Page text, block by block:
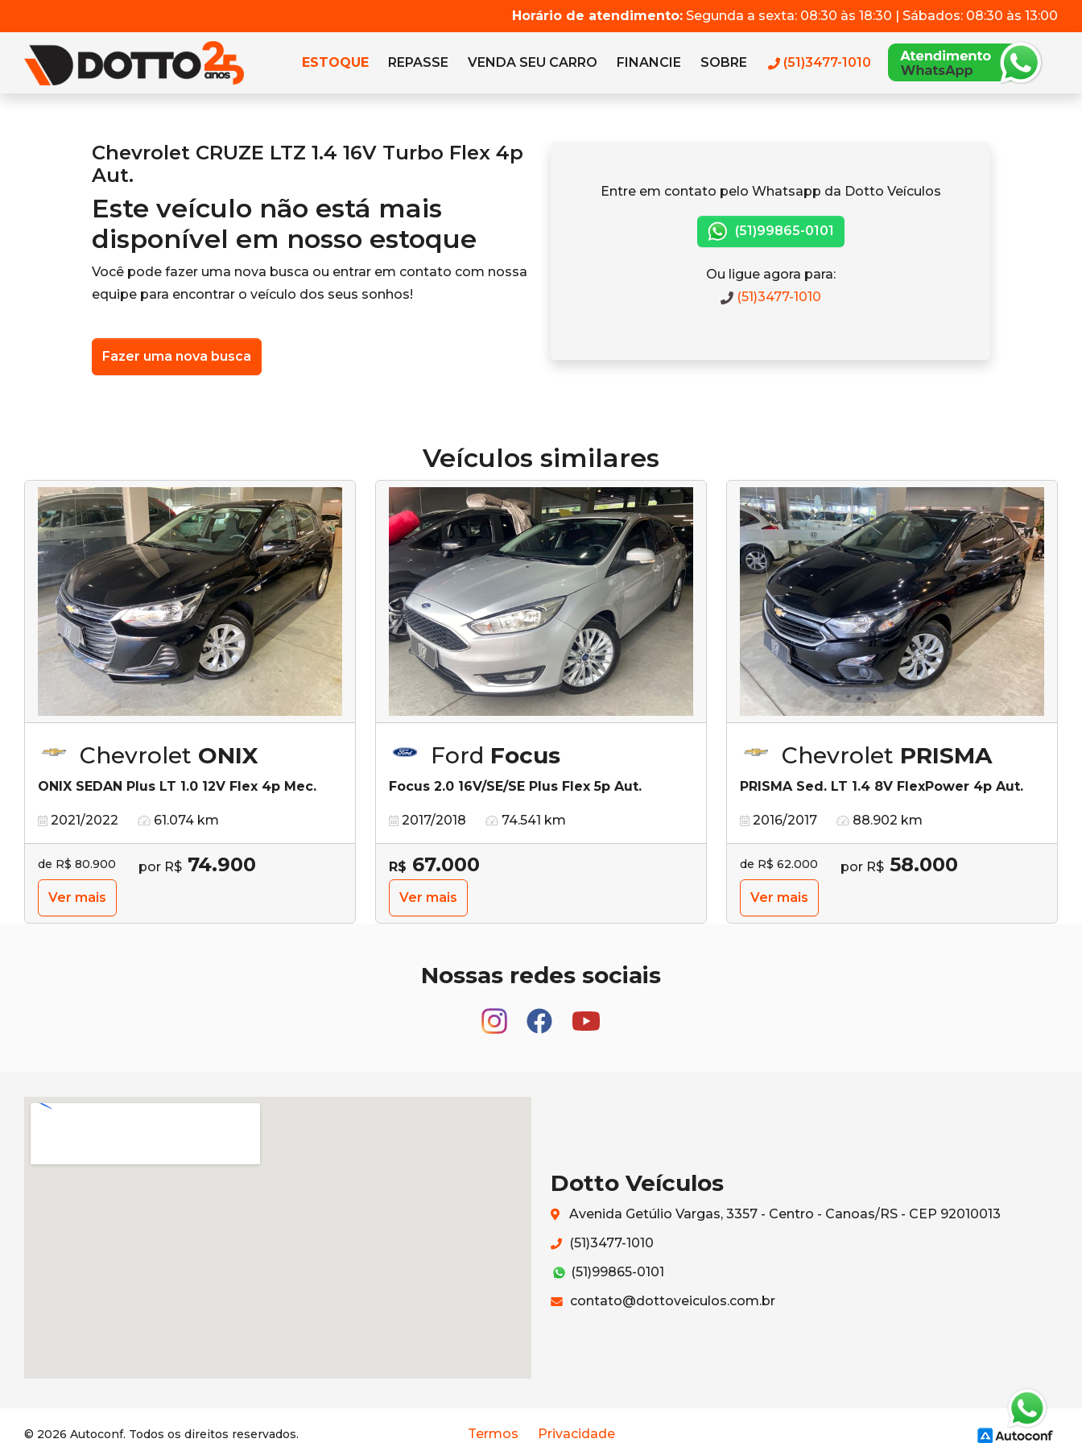
Horário de atendimento: Segunda a sexta: 08:30 às 18:30 | Sábados: 08:30 às 13:00
ESTOQUE REPASSE VENDA SEU CARRO FINANCIE SOBRE (51)3477-1010
Chevrolet CRUZE LTZ 1.4 16V Turbo Flex 4p
Aut.
Este veículo não está mais
disponível em nosso estoque
Você pode fazer uma nova busca ou entrar em contato com nossa
equipe para encontrar o veículo dos seus sonhos!
Fazer uma nova busca
Entre em contato pelo Whatsapp da Dotto Veículos
(51)99865-0101
Ou ligue agora para:
(51)3477-1010
Veículos similares
Chevrolet ONIX
ONIX SEDAN Plus LT 1.0 12V Flex 4p Mec.
2021/2022 61.074 km
de R$ 80.900 por R$ 74.900
Ver mais
Ford Focus
Focus 2.0 16V/SE/SE Plus Flex 5p Aut.
2017/2018 74.541 km
R$ 67.000
Ver mais
Chevrolet PRISMA
PRISMA Sed. LT 1.4 8V FlexPower 4p Aut.
2016/2017 88.902 km
de R$ 62.000 por R$ 58.000
Ver mais
Nossas redes sociais
Dotto Veículos
Avenida Getúlio Vargas, 3357 - Centro - Canoas/RS - CEP 92010013
(51)3477-1010
(51)99865-0101
contato@dottoveiculos.com.br
© 2026 Autoconf. Todos os direitos reservados. Termos Privacidade